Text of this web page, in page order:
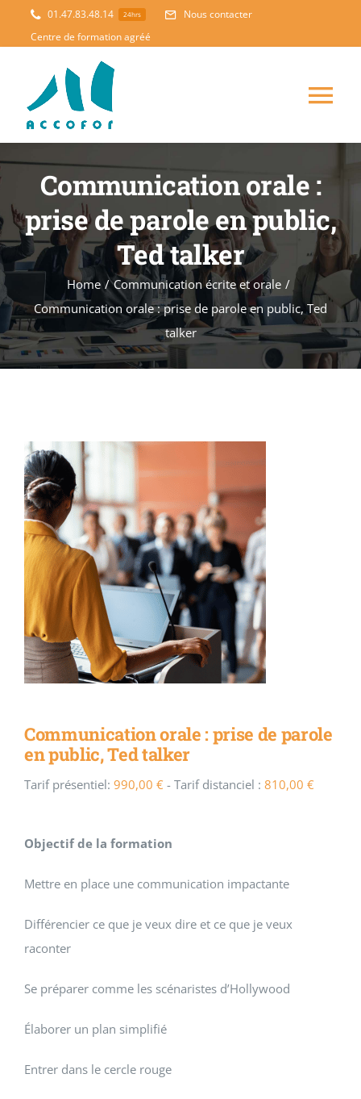
01.47.83.48.14 24hrs
Nous contacter
Centre de formation agréé
ACCUEIL
FORMATION NOUVEAUTES
ACCOMPAGNEMENT
PEDAGOGIE
ACCOFOR
Communication orale :
prise de parole en public,
Ted talker
Home / Communication écrite et orale /
Communication orale : prise de parole en public, Ted
talker
Communication orale : prise de parole
en public, Ted talker
Tarif présentiel: 990,00 € - Tarif distanciel : 810,00 €
Objectif de la formation
Mettre en place une communication impactante
Différencier ce que je veux dire et ce que je veux
raconter
Se préparer comme les scénaristes d’Hollywood
Élaborer un plan simplifié
Entrer dans le cercle rouge